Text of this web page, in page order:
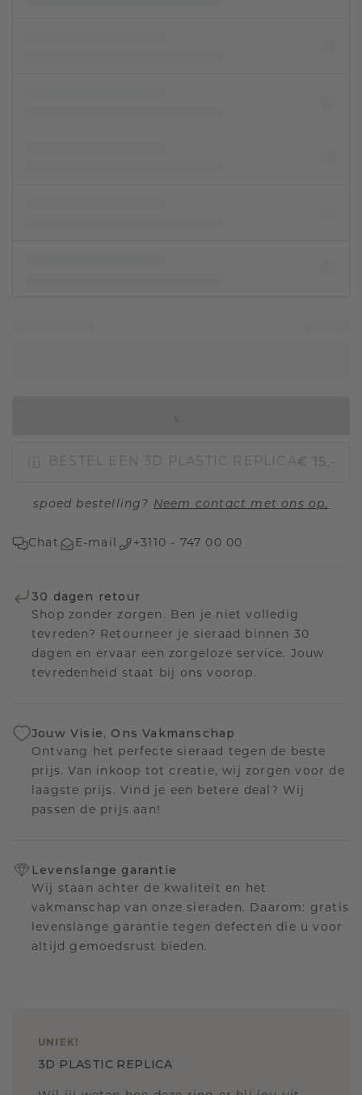
BESTEL EEN 3D PLASTIC REPLICA€ 15,-
spoed bestelling? Neem contact met ons op.
Chat E-mail +3110 - 747 00 00
30 dagen retour
Shop zonder zorgen. Ben je niet volledig
tevreden? Retourneer je sieraad binnen 30
dagen en ervaar een zorgeloze service. Jouw
tevredenheid staat bij ons voorop.
Jouw Visie, Ons Vakmanschap
Ontvang het perfecte sieraad tegen de beste
prijs. Van inkoop tot creatie, wij zorgen voor de
laagste prijs. Vind je een betere deal? Wij
passen de prijs aan!
Levenslange garantie
Wij staan achter de kwaliteit en het
vakmanschap van onze sieraden. Daarom: gratis
levenslange garantie tegen defecten die u voor
altijd gemoedsrust bieden.
UNIEK!
3D PLASTIC REPLICA